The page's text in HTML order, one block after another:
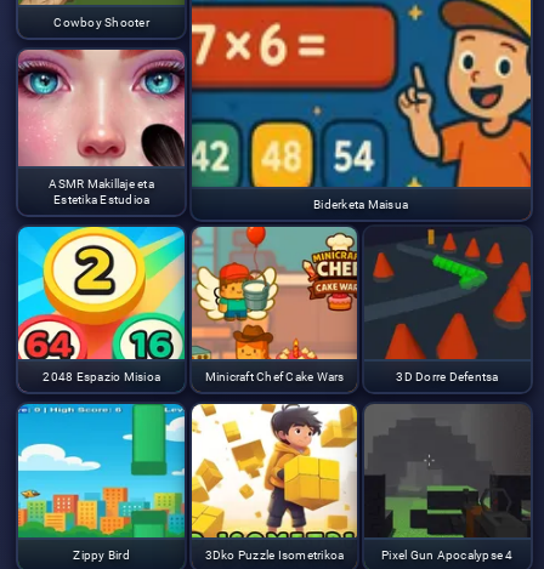
Cowboy Shooter
Biderketa Maisua
ASMR Makillaje eta
Estetika Estudioa
2048 Espazio Misioa Minicraft Chef Cake Wars 3D Dorre Defentsa
Zippy Bird 3Dko Puzzle Isometrikoa Pixel Gun Apocalypse 4